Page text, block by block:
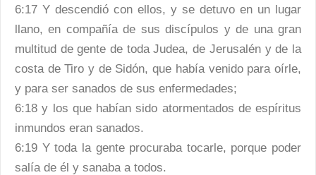
6:17 Y descendió con ellos, y se detuvo en un lugar
llano, en compañía de sus discípulos y de una gran
multitud de gente de toda Judea, de Jerusalén y de la
costa de Tiro y de Sidón, que había venido para oírle,
y para ser sanados de sus enfermedades;
6:18 y los que habían sido atormentados de espíritus
inmundos eran sanados.
6:19 Y toda la gente procuraba tocarle, porque poder
salía de él y sanaba a todos.